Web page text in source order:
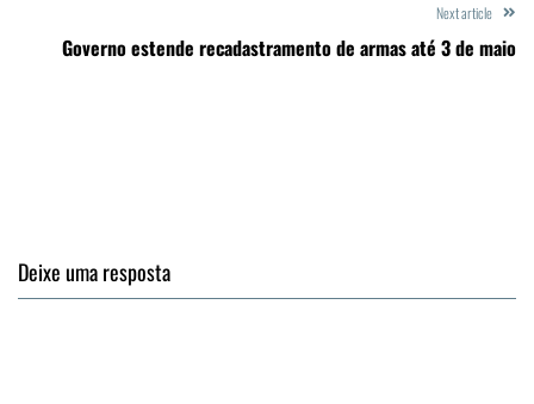
Next article
Governo estende recadastramento de armas até 3 de maio
Deixe uma resposta